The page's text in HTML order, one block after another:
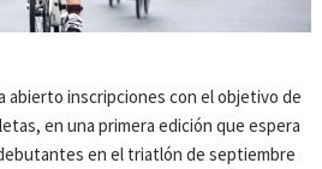
abierto inscripciones con el objetivo de
en una primera edición que espera
en el triatlón de septiembre